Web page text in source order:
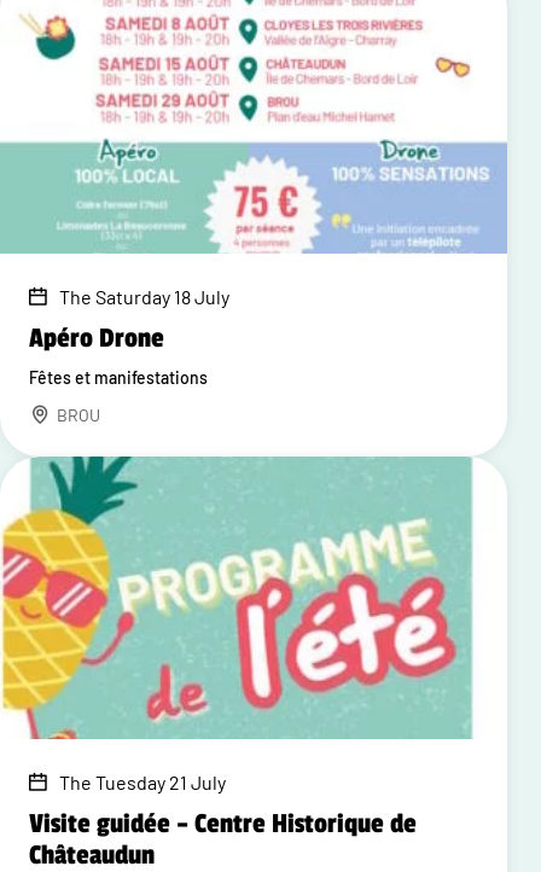
The Saturday 18 July
Apéro Drone
Fêtes et manifestations
BROU
The Tuesday 21 July
Visite guidée – Centre Historique de
Châteaudun